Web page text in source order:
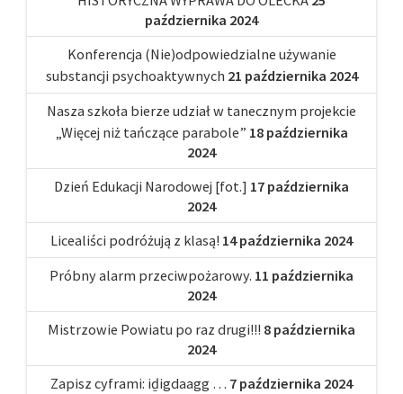
października 2024
Konferencja (Nie)odpowiedzialne używanie
substancji psychoaktywnych 21 października 2024
Nasza szkoła bierze udział w tanecznym projekcie
„Więcej niż tańczące parabole” 18 października
2024
Dzień Edukacji Narodowej [fot.] 17 października
2024
Licealiści podróżują z klasą! 14 października 2024
Próbny alarm przeciwpożarowy. 11 października
2024
Mistrzowie Powiatu po raz drugi!!! 8 października
2024
Zapisz cyframi: iḏigdaagg … 7 października 2024